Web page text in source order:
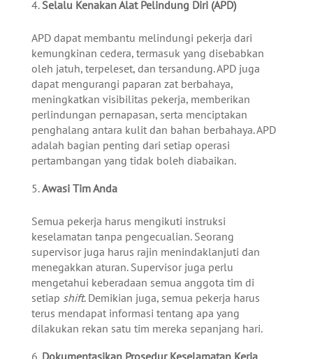
Selalu Kenakan Alat Pelindung Diri (APD)
APD dapat membantu melindungi pekerja dari
kemungkinan cedera, termasuk yang disebabkan
oleh jatuh, terpeleset, dan tersandung. APD juga
dapat mengurangi paparan zat berbahaya,
meningkatkan visibilitas pekerja, memberikan
perlindungan pernapasan, serta menciptakan
penghalang antara kulit dan bahan berbahaya. APD
adalah bagian penting dari setiap operasi
pertambangan yang tidak boleh diabaikan.
Awasi Tim Anda
Semua pekerja harus mengikuti instruksi
keselamatan tanpa pengecualian. Seorang
supervisor juga harus rajin menindaklanjuti dan
menegakkan aturan. Supervisor juga perlu
mengetahui keberadaan semua anggota tim di
setiap shift. Demikian juga, semua pekerja harus
terus mendapat informasi tentang apa yang
dilakukan rekan satu tim mereka sepanjang hari.
Dokumentasikan Prosedur Keselamatan Kerja